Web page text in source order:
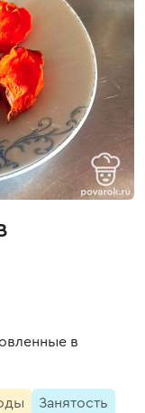
в
Занятость